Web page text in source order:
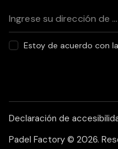
Estoy de acuerdo con
Declaración de
Padel Factory © 2026.